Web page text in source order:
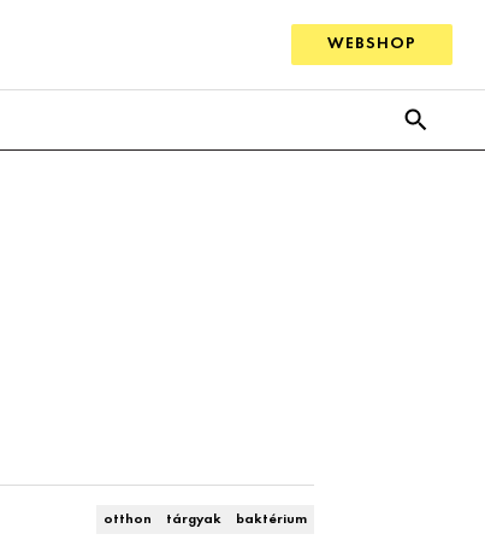
WEBSHOP
otthon tárgyak baktérium